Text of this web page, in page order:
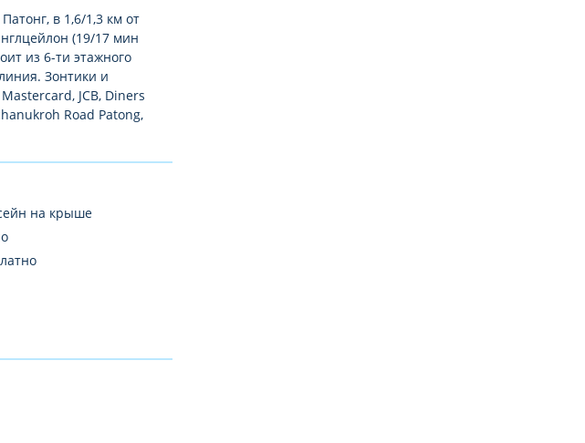
в 1,6/1,3 км от
(19/17 мин
из 6-ти этажного
Зонтики и
JCB, Diners
Road Patong,
на крыше
платно